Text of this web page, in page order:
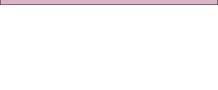
Rohrerstrasse 20